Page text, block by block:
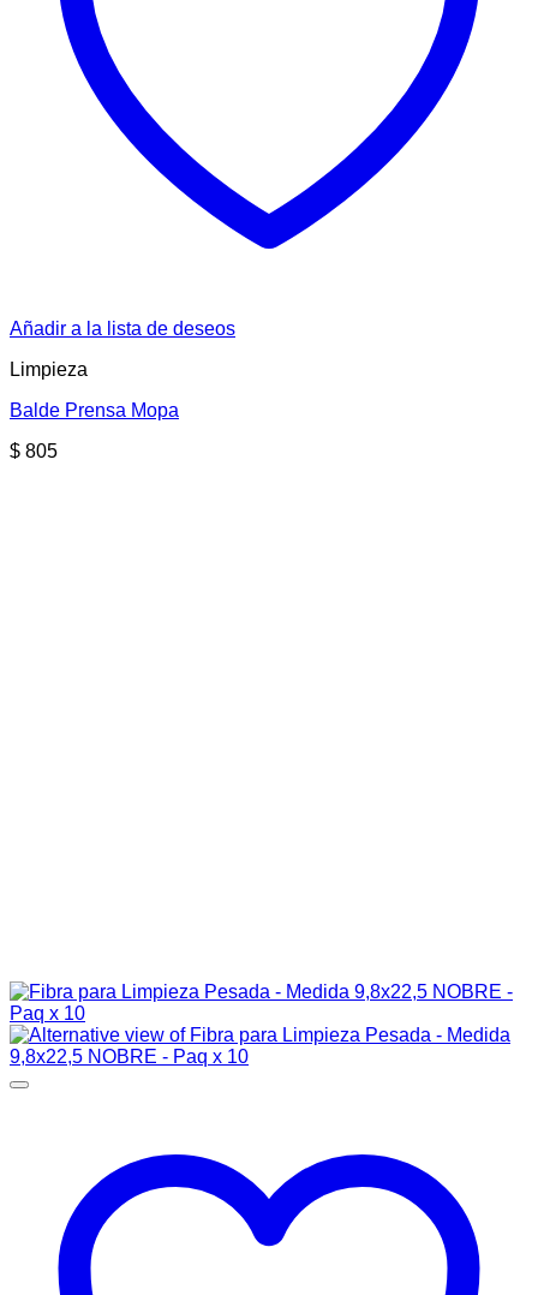
Añadir a la lista de deseos
Limpieza
Balde Prensa Mopa
$ 805